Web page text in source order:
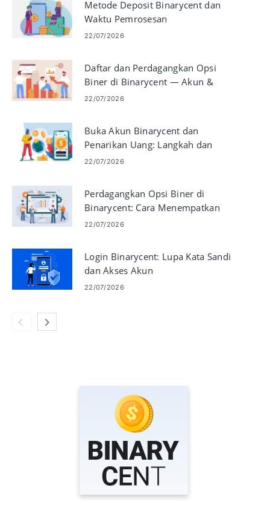
Metode Deposit Binarycent dan
Waktu Pemrosesan
22/07/2026
Daftar dan Perdagangkan Opsi
Biner di Binarycent — Akun &
Langkah Perdagangan
22/07/2026
Buka Akun Binarycent dan
Penarikan Uang: Langkah dan
Persyaratan
22/07/2026
Perdagangkan Opsi Biner di
Binarycent: Cara Menempatkan
dan Mengelola Perdagangan
22/07/2026
Login Binarycent: Lupa Kata Sandi
dan Akses Akun
22/07/2026